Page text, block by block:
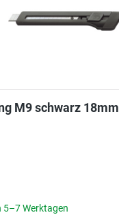
M9 schwarz 18mm
5–7 Werktagen